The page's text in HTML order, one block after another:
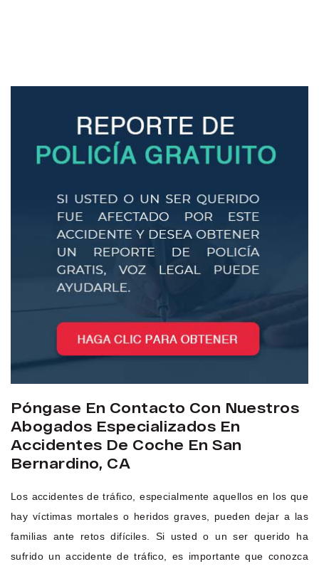
Póngase En Contacto Con Nuestros
Abogados Especializados En
Accidentes De Coche En San
Bernardino, CA
Los accidentes de tráfico, especialmente aquellos en los que
hay víctimas mortales o heridos graves, pueden dejar a las
familias ante retos difíciles. Si usted o un ser querido ha
sufrido un accidente de tráfico, es importante que conozca